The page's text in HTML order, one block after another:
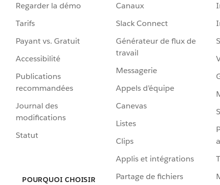
Regarder la démo
Tarifs
Payant vs. Gratuit
Accessibilité
Publications
recommandées
Journal des
modifications
Statut
POURQUOI CHOISIR
Canaux
Slack Connect
Générateur de flux de
travail
Messagerie
Appels d’équipe
Canevas
Listes
Clips
Applis et intégrations
Partage de fichiers